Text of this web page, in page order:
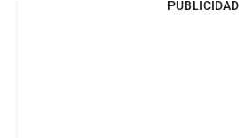
PUBLICIDAD